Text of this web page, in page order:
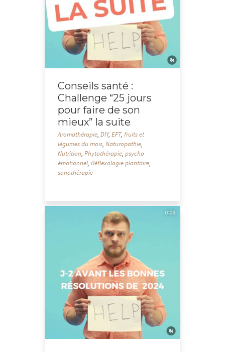
Conseils santé :
Challenge “25 jours
pour faire de son
mieux” la suite
Aromathérapie,DIY,EFT,fruits et
légumes du mois,Naturopathie,
Nutrition,Phytothérapie,psycho
émotionnel,Réflexologie plantaire,
sonothérapie